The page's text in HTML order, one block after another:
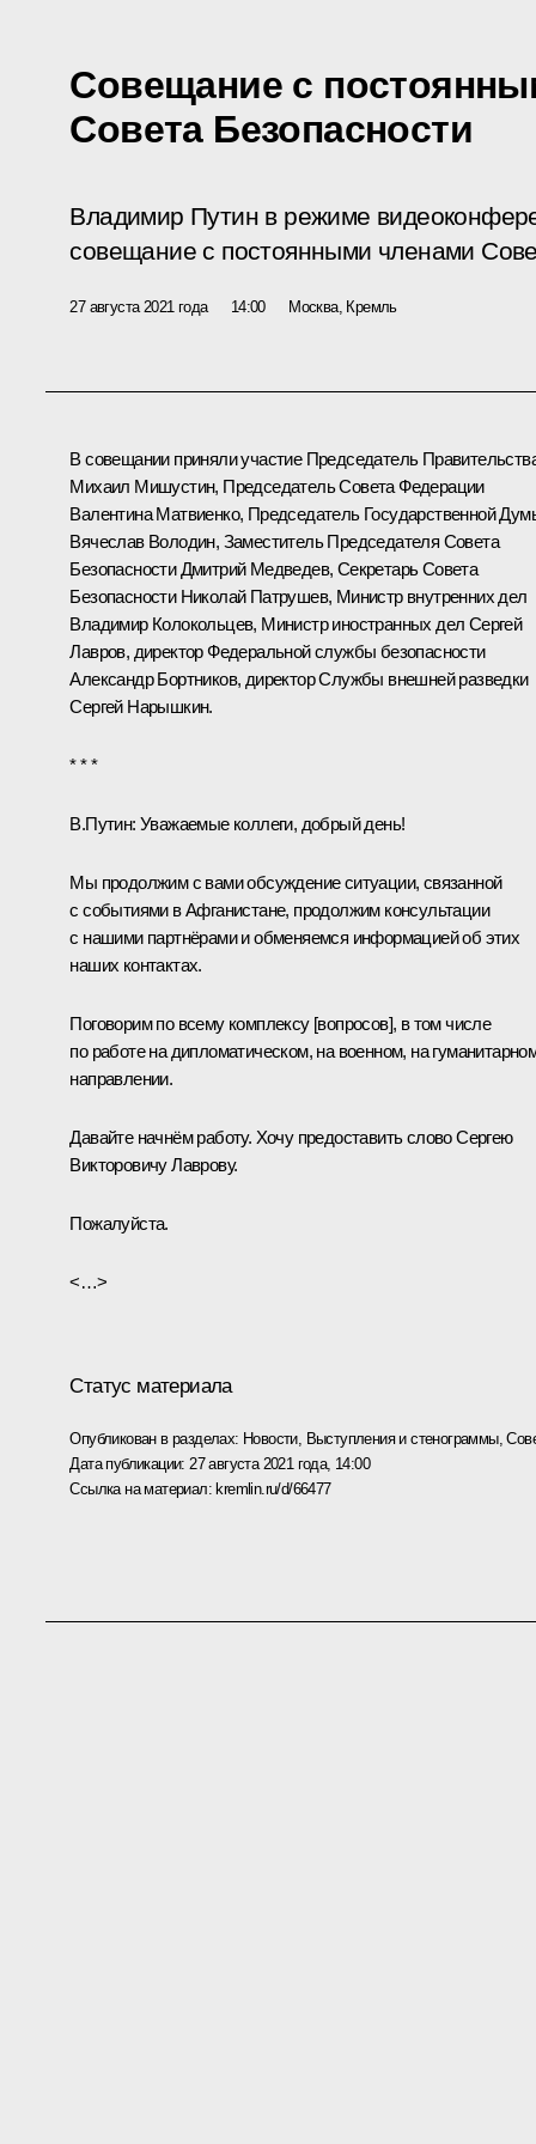
Совещание с
Совета Безопасности
Владимир Путин в режиме
совещание с постоянными членами
27 августа 2021 года 14:00 Москва, Кремль
В совещании приняли участие Председатель
Михаил Мишустин, Председатель Совета Федерации
Валентина Матвиенко, Председатель Государственной
Вячеслав Володин, Заместитель Председателя Совета
БезопасностиДмитрий Медведев, Секретарь Совета
Безопасности Николай Патрушев, Министр внутренних дел
Владимир Колокольцев, Министр иностранных дел Сергей
Лавров, директор Федеральной службы безопасности
Александр Бортников, директор Службы внешней разведки
Сергей Нарышкин.
* * *
В.Путин: Уважаемые коллеги, добрый день!
Мы продолжим с вами обсуждение ситуации, связанной
с событиями в Афганистане, продолжим консультации
с нашими партнёрами и обменяемся информацией об этих
наших контактах.
Поговорим по всему комплексу [вопросов], в том числе
по работе на дипломатическом, на военном, на
направлении.
Давайте начнём работу. Хочу предоставить слово Сергею
Викторовичу Лаврову.
Пожалуйста.
<…>
Статус материала
Опубликован в разделах: Новости, Выступления и стенограммы,
Дата публикации: 27 августа 2021 года, 14:00
Ссылка на материал: kremlin.ru/d/66477